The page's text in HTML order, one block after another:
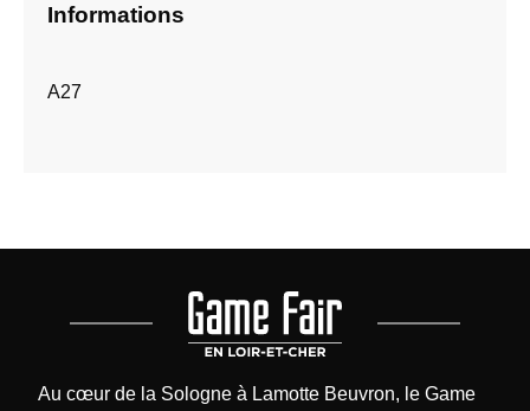
Informations
A27
Au cœur de la Sologne à Lamotte Beuvron, le Game